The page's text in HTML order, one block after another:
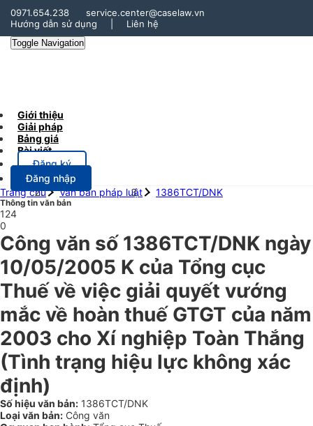
0971.654.238
service.center@caselaw.vn
Hướng dẫn sử dụng
Liên hệ
Toggle Navigation
Giới thiệu
Giải pháp
Bảng giá
Bài viết
Đăng ký
Đăng nhập
Trang chủ
Văn bản pháp luật 1386TCT/DNK
Thông tin văn bản
124
0
Công văn số 1386TCT/DNK ngày
10/05/2005 K của Tổng cục
Thuế về việc giải quyết vướng
mắc về hoàn thuế GTGT của năm
2003 cho Xí nghiệp Toàn Thắng
(Tình trạng hiệu lực không xác
định)
Số hiệu văn bản: 1386TCT/DNK
Loại văn bản: Công văn